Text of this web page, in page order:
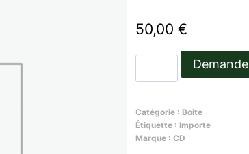
50,00€
de
debrayage
CD
Catégorie : Boite
Étiquette : Importe
Marque :CD